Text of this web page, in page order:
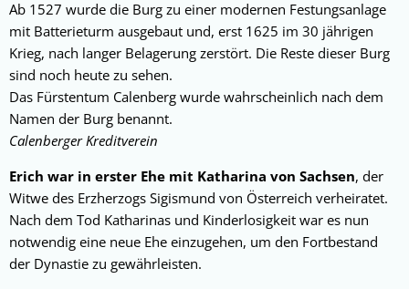
Ab 1527 wurde die Burg zu einer modernen Festungsanlage
mit Batterieturm ausgebaut und, erst 1625 im 30 jährigen
Krieg, nach langer Belagerung zerstört. Die Reste dieser Burg
sind noch heute zu sehen.
Das Fürstentum Calenberg wurde wahrscheinlich nach dem
Namen der Burg benannt.
Calenberger Kreditverein
Erich war in erster Ehe mit Katharina von Sachsen, der
Witwe des Erzherzogs Sigismund von Österreich verheiratet.
Nach dem Tod Katharinas und Kinderlosigkeit war es nun
notwendig eine neue Ehe einzugehen, um den Fortbestand
der Dynastie zu gewährleisten.